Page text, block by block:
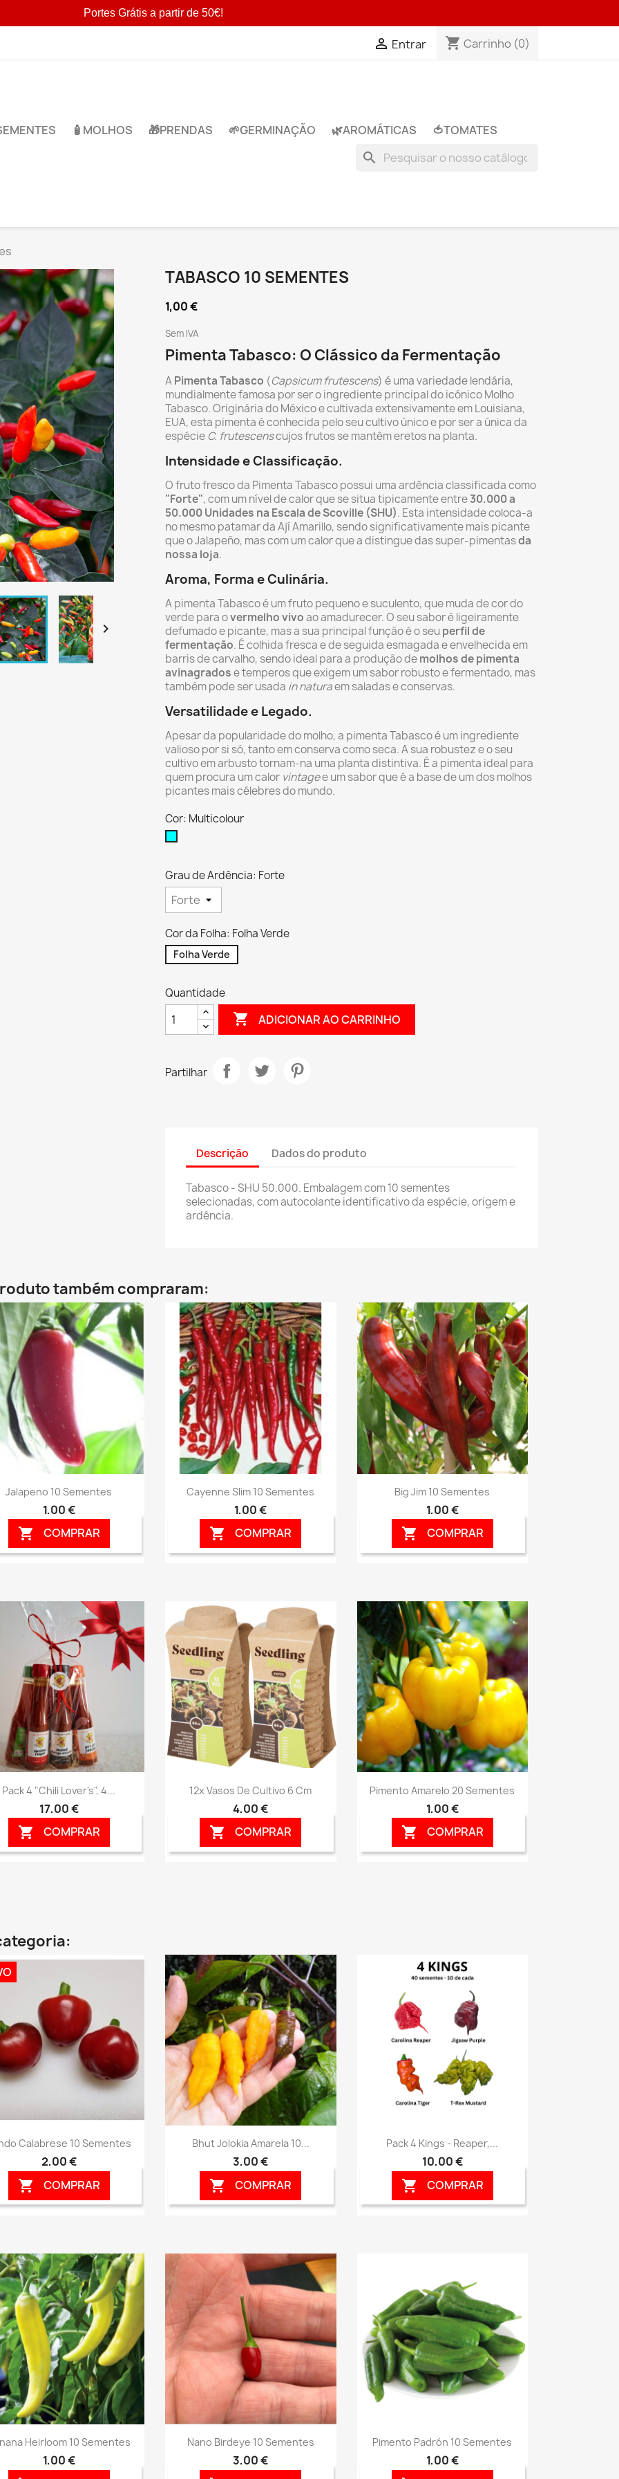
 Entrar shopping_cart Carrinho (0)
🧴MOLHOS 🎁​PRENDAS 🌱​GERMINAÇÃO 🌿​AROMÁTICAS 🍅​TOMATES
search

TABASCO 10 SEMENTES
1,00 €
Sem IVA
Pimenta Tabasco: O Clássico da Fermentação
APimenta Tabasco (Capsicum frutescens) é uma variedade lendária,
mundialmente famosa por ser o ingrediente principal do icónico Molho
Tabasco. Originária do México e cultivada extensivamente em Louisiana,
EUA, esta pimenta é conhecida pelo seu cultivo único e por ser a única da
espécie C. frutescenscujos frutos se mantêm eretos na planta.
Intensidade e Classificação.
O fruto fresco da Pimenta Tabasco possui uma ardência classificada como
"Forte", com um nível de calor que se situa tipicamente entre30.000 a
50.000 Unidades na Escala de Scoville (SHU). Esta intensidade coloca-a
no mesmo patamar da Ají Amarillo, sendo significativamente mais picante
que o Jalapeño, mas com um calor que a distingue das super-pimentasda
nossa loja.
Aroma, Forma e Culinária.
A pimenta Tabasco é um fruto pequeno e suculento, que muda de cor do
verde para overmelho vivoao amadurecer. O seu sabor é ligeiramente
defumado e picante, mas a sua principal função é o seuperfil de
fermentação. É colhida fresca e de seguida esmagada e envelhecida em
barris de carvalho, sendo ideal para a produção demolhos de pimenta
avinagradose temperos que exigem um sabor robusto e fermentado, mas
também pode ser usada in naturaem saladas e conservas.
Versatilidade e Legado.
Apesar da popularidade do molho, a pimenta Tabasco é um ingrediente
valioso por si só, tanto em conserva como seca. A sua robustez e o seu
cultivo em arbusto tornam-na uma planta distintiva. É a pimenta ideal para
quem procura um calor vintagee um sabor que é a base de um dos molhos
picantes mais célebres do mundo.
Cor: Multicolour
Grau de Ardência: Forte
Cor da Folha: Folha Verde
Folha Verde
Quantidade
 ADICIONAR AO CARRINHO
Partilhar
Descrição Dados do produto
Tabasco - SHU 50.000. Embalagem com 10 sementes
selecionadas, com autocolante identificativo da espécie, origem e
ardência.
também compraram:
Vista rápida
Jalapeno 10 Sementes
1,00 €
 COMPRAR
Vista rápida
Cayenne Slim 10 Sementes
1,00 €
 COMPRAR
Vista rápida
Big Jim 10 Sementes
1,00 €
 COMPRAR
 Vista rápida
Pack 4 "Chili Lover's", 4...
17,00 €
 COMPRAR
Vista rápida
12x Vasos De Cultivo 6 Cm
4,00 €
 COMPRAR
Vista rápida
Pimento Amarelo 20 Sementes
1,00 €
 COMPRAR
Vista rápida
Calabrese 10 Sementes
2,00 €
 COMPRAR
Vista rápida
Bhut Jolokia Amarela 10...
3,00 €
 COMPRAR
 Vista rápida
Pack 4 Kings - Reaper,...
10,00 €
 COMPRAR
Vista rápida
Heirloom 10 Sementes
1,00 €
Vista rápida
Nano Birdeye 10 Sementes
3,00 €
Vista rápida
Pimento Padrón 10 Sementes
1,00 €
Portes Grátis a partir de 50€!